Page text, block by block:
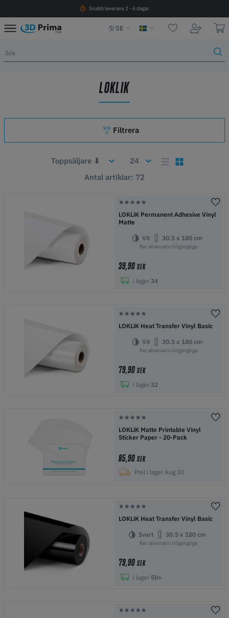
Snabb leverans 2 - 6 dagar
SE
LOKLIK
Filtrera
Antal artiklar: 72
LOKLiK Permanent Adhesive Vinyl
Matte
Vit 30.5 x 180 cm
fler alternativ tillgängliga
39,90 SEK
i lager 34
LOKLiK Heat Transfer Vinyl Basic
Vit 30.5 x 180 cm
fler alternativ tillgängliga
79,90 SEK
i lager 32
LOKLiK Matte Printable Vinyl
Sticker Paper - 20-Pack
85,90 SEK
Prel i lager Aug 30
LOKLiK Heat Transfer Vinyl Basic
Svart 30.5 x 180 cm
fler alternativ tillgängliga
79,90 SEK
i lager 50+